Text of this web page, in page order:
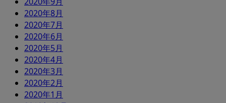
2020年8月
2020年7月
2020年6月
2020年5月
2020年4月
2020年3月
2020年2月
2020年1月